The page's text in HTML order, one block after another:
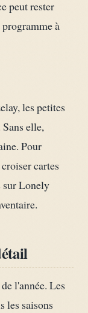
peut rester
à
les petites
Sans elle,
Pour
cartes
sur Lonely
l'année. Les
les saisons